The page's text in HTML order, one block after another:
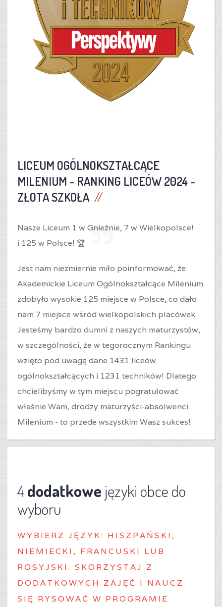
LICEUM OGÓLNOKSZTAŁCĄCE
MILENIUM - RANKING LICEÓW 2024 -
ZŁOTA SZKOŁA
Nasze Liceum 1 w Gnieźnie, 7 w Wielkopolsce!
i 125 w Polsce! 🏆
Jest nam niezmiernie miło poinformować, że
Akademickie Liceum Ogólnokształcące Milenium
zdobyło wysokie 125 miejsce w Polsce, co dało
nam 7 miejsce wśród wielkopolskich placówek.
Jesteśmy bardzo dumni z naszych maturzystów,
w szczególności, że w tegorocznym Rankingu
wzięto pod uwagę dane 1431 liceów
ogólnokształcących i 1231 techników! Dlatego
chcielibyśmy w tym miejscu pogratulować
właśnie Wam, drodzy maturzyści-absolwenci
Milenium - to przede wszystkim Wasz sukces!
4dodatkowe języki obce do
wyboru
WYBIERZ J ĘZYK: HISZPAŃSKI,
NIEMIECKI, FRANCUSKI LUB
ROSYJSKI. SKORZYSTAJ Z
DODATKOWYCH ZAJĘĆ I NAUCZ
SIĘ RYSOWAĆ W PROGRAMIE